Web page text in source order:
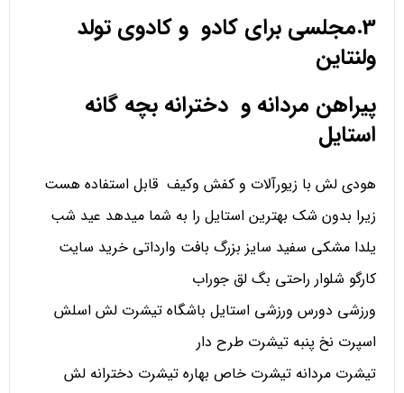
3.مجلسی برای کادو و کادوی تولد
ولنتاین
پیراهن مردانه و دخترانه بچه گانه
استایل
هودی لش با زیورآلات و کفش وکیف قابل استفاده هست
زیرا بدون شک بهترین استایل را به شما میدهد عید شب
یلدا مشکی سفید سایز بزرگ بافت وارداتی خرید سایت
کارگو شلوار راحتی بگ لق جوراب
ورزشی دورس ورزشی استایل باشگاه تیشرت لش اسلش
اسپرت نخ پنبه تیشرت طرح دار
تیشرت مردانه تیشرت خاص بهاره تیشرت دخترانه لش